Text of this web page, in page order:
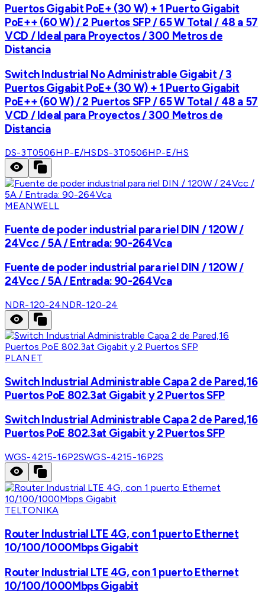
Puertos Gigabit PoE+ (30 W) + 1 Puerto Gigabit
PoE++ (60 W) / 2 Puertos SFP / 65 W Total / 48 a 57
VCD / Ideal para Proyectos / 300 Metros de
Distancia
Switch Industrial No Administrable Gigabit / 3
Puertos Gigabit PoE+ (30 W) + 1 Puerto Gigabit
PoE++ (60 W) / 2 Puertos SFP / 65 W Total / 48 a 57
VCD / Ideal para Proyectos / 300 Metros de
Distancia
DS-3T0506HP-E/HSDS-3T0506HP-E/HS
MEANWELL
Fuente de poder industrial para riel DIN / 120W /
24Vcc / 5A / Entrada: 90-264Vca
Fuente de poder industrial para riel DIN / 120W /
24Vcc / 5A / Entrada: 90-264Vca
NDR-120-24NDR-120-24
PLANET
Switch Industrial Administrable Capa 2 de Pared,16
Puertos PoE 802.3at Gigabit y 2 Puertos SFP
Switch Industrial Administrable Capa 2 de Pared,16
Puertos PoE 802.3at Gigabit y 2 Puertos SFP
WGS-4215-16P2SWGS-4215-16P2S
TELTONIKA
Router Industrial LTE 4G, con 1 puerto Ethernet
10/100/1000Mbps Gigabit
Router Industrial LTE 4G, con 1 puerto Ethernet
10/100/1000Mbps Gigabit